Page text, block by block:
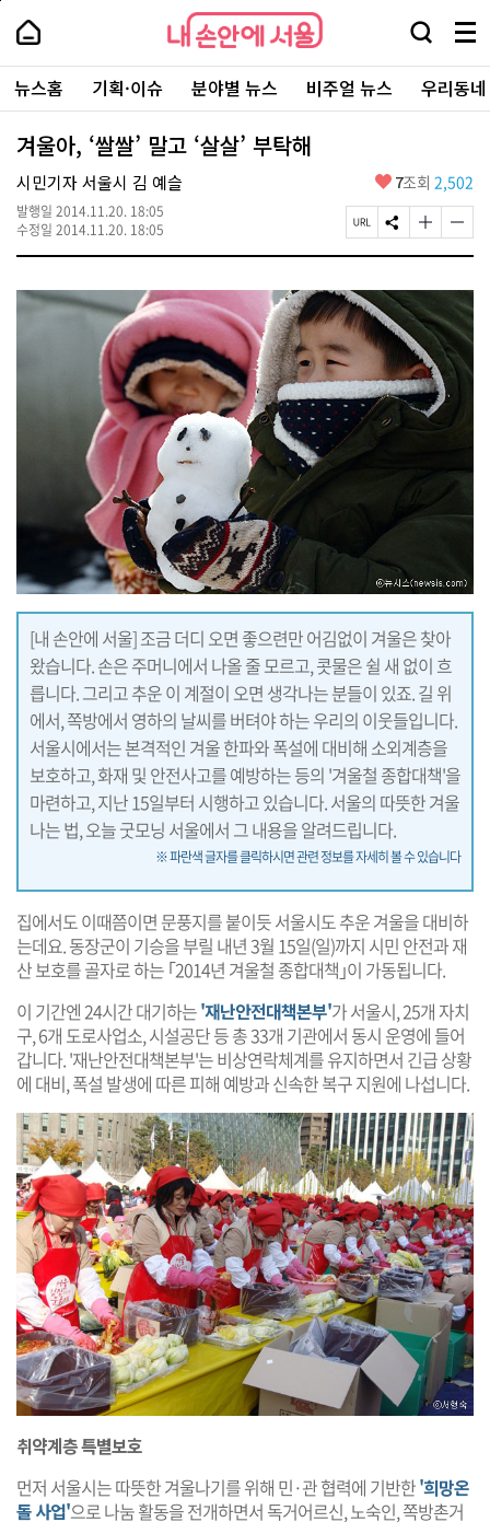
본
로
가
내
손
안
에
서
울
-
서
울
시
대
표
소
포
털
내
손
에
울
검
창
열
기
메
뉴
전
체
보
주
요
서
뉴스홈 기획·이슈 분야별 뉴스 비주얼 뉴스 우리동
겨울아, ‘쌀쌀’ 말고 ‘살살’ 부탁해
시민기자 서울시 김 예슬
발행일 2014.11.20. 18:05
수정일 2014.11.20. 18:05
좋
요
7조회 2,502
페
이
U
R
L
복
S
N
공
유
하
기
글
자
기
크
게
변
경
하
기
글
자
기
작
게
변
경
하
[내 손안에 서울] 조금 더디 오면 좋으련만 어김없이 겨울은 찾아
왔습니다. 손은 주머니에서 나올 줄 모르고, 콧물은 쉴 새 없이 흐
릅니다. 그리고 추운 이 계절이 오면 생각나는 분들이 있죠. 길 위
에서, 쪽방에서 영하의 날씨를 버텨야 하는 우리의 이웃들입니다.
서울시에서는 본격적인 겨울 한파와 폭설에 대비해 소외계층을
보호하고, 화재 및 안전사고를 예방하는 등의 '겨울철 종합대책'을
마련하고, 지난 15일부터 시행하고 있습니다. 서울의 따뜻한 겨울
나는 법, 오늘 굿모닝 서울에서 그 내용을 알려드립니다.
※ 파란색 글자를 클릭하시면 관련 정보를 자세히 볼 수 있습니다
집에서도 이때쯤이면 문풍지를 붙이듯 서울시도 추운 겨울을 대비하
는데요. 동장군이 기승을 부릴 내년 3월 15일(일)까지 시민 안전과 재
산 보호를 골자로 하는 ｢2014년 겨울철 종합대책｣이 가동됩니다.
이 기간엔 24시간 대기하는'재난안전대책본부'가 서울시, 25개 자치
구, 6개 도로사업소, 시설공단 등 총 33개 기관에서 동시 운영에 들어
갑니다. '재난안전대책본부'는 비상연락체계를 유지하면서 긴급 상황
에 대비, 폭설 발생에 따른 피해 예방과 신속한 복구 지원에 나섭니다.
취약계층 특별보호
먼저 서울시는 따뜻한 겨울나기를 위해 민·관 협력에 기반한'희망온
돌 사업'으로 나눔 활동을 전개하면서 독거어르신, 노숙인, 쪽방촌거
페
상
단
로